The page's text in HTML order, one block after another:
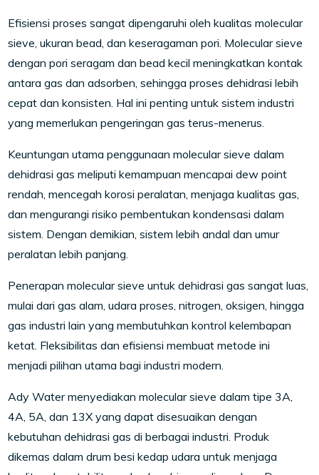
Efisiensi proses sangat dipengaruhi oleh kualitas molecular
sieve, ukuran bead, dan keseragaman pori. Molecular sieve
dengan pori seragam dan bead kecil meningkatkan kontak
antara gas dan adsorben, sehingga proses dehidrasi lebih
cepat dan konsisten. Hal ini penting untuk sistem industri
yang memerlukan pengeringan gas terus-menerus.
Keuntungan utama penggunaan molecular sieve dalam
dehidrasi gas meliputi kemampuan mencapai dew point
rendah, mencegah korosi peralatan, menjaga kualitas gas,
dan mengurangi risiko pembentukan kondensasi dalam
sistem. Dengan demikian, sistem lebih andal dan umur
peralatan lebih panjang.
Penerapan molecular sieve untuk dehidrasi gas sangat luas,
mulai dari gas alam, udara proses, nitrogen, oksigen, hingga
gas industri lain yang membutuhkan kontrol kelembapan
ketat. Fleksibilitas dan efisiensi membuat metode ini
menjadi pilihan utama bagi industri modern.
Ady Water menyediakan molecular sieve dalam tipe 3A,
4A, 5A, dan 13X yang dapat disesuaikan dengan
kebutuhan dehidrasi gas di berbagai industri. Produk
dikemas dalam drum besi kedap udara untuk menjaga